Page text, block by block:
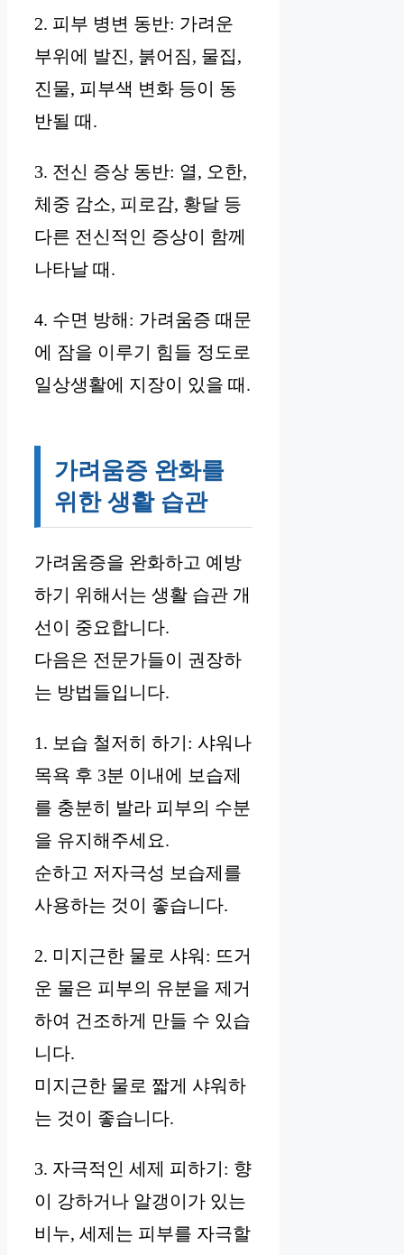
2. 피부 병변 동반: 가려운
부위에 발진, 붉어짐, 물집,
진물, 피부색 변화 등이 동
반될 때.
3. 전신 증상 동반: 열, 오한,
체중 감소, 피로감, 황달 등
다른 전신적인 증상이 함께
나타날 때.
4. 수면 방해: 가려움증 때문
에 잠을 이루기 힘들 정도로
일상생활에 지장이 있을 때.
가려움증 완화를
위한 생활 습관
가려움증을 완화하고 예방
하기 위해서는 생활 습관 개
선이 중요합니다.
다음은 전문가들이 권장하
는 방법들입니다.
1. 보습 철저히 하기: 샤워나
목욕 후 3분 이내에 보습제
를 충분히 발라 피부의 수분
을 유지해주세요.
순하고 저자극성 보습제를
사용하는 것이 좋습니다.
2. 미지근한 물로 샤워: 뜨거
운 물은 피부의 유분을 제거
하여 건조하게 만들 수 있습
니다.
미지근한 물로 짧게 샤워하
는 것이 좋습니다.
3. 자극적인 세제 피하기: 향
이 강하거나 알갱이가 있는
비누, 세제는 피부를 자극할